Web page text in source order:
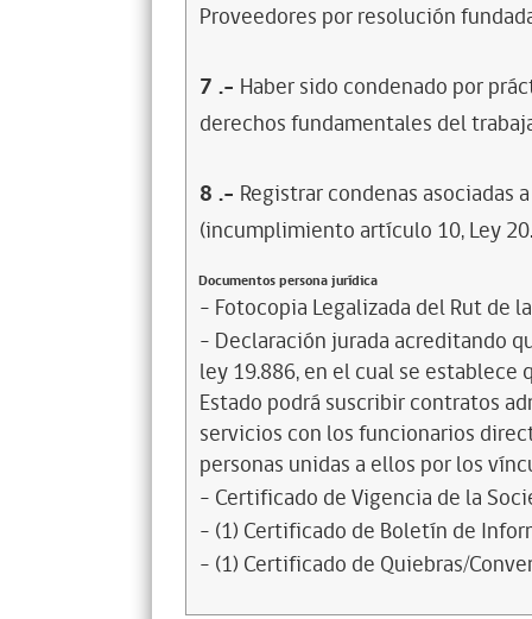
Proveedores por resolución
7 .- Haber sido condenado por
derechos fundamentales del
8 .- Registrar condenas asociadas
(incumplimiento artículo 10, Ley
Documentos persona jurídica
- Fotocopia Legalizada del Rut de
- Declaración jurada acreditando
ley 19.886, en el cual se
Estado podrá suscribir contratos
servicios con los funcionarios
personas unidas a ellos por los
- Certificado de Vigencia de la
- (1) Certificado de Boletín de
- (1) Certificado de Quiebras/